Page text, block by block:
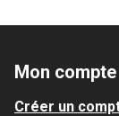
Mon compte
Créer un